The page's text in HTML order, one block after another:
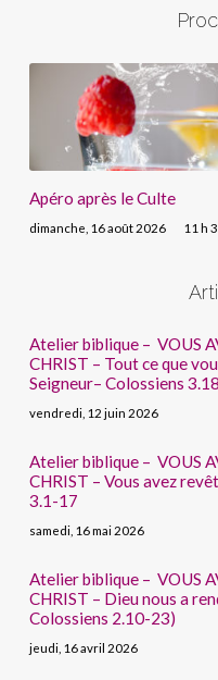
Apéro après le Culte
dimanche, 16 août 2026 11 h
Atelier biblique – VOUS
CHRIST – Tout ce que
Seigneur– Colossiens
vendredi, 12 juin 2026
Atelier biblique – VOUS
CHRIST – Vous avez
3.1-17
samedi, 16 mai 2026
Atelier biblique – VOUS
CHRIST – Dieu nous a
Colossiens 2.10-23)
jeudi, 16 avril 2026